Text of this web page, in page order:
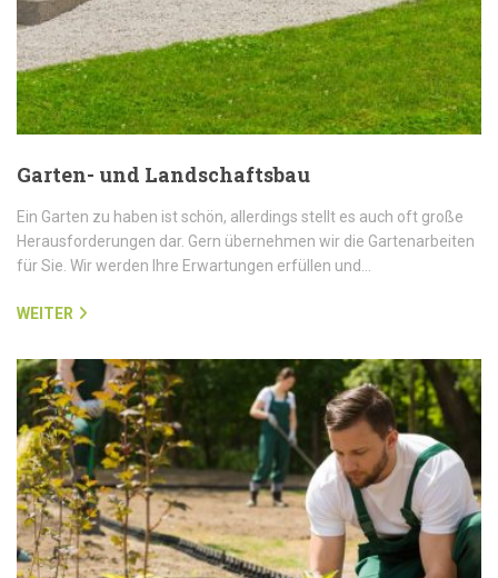
Garten- und Landschaftsbau
Ein Garten zu haben ist schön, allerdings stellt es auch oft große
Herausforderungen dar. Gern übernehmen wir die Gartenarbeiten
für Sie. Wir werden Ihre Erwartungen erfüllen und…
WEITER